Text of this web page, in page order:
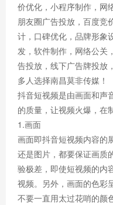
价优化，小程序制作，网
朋友圈广告投放，百度竞
计，口碑优化，品牌形象
发，软件制作，网络公关
告投放，线下广告牌投放
多人选择南昌莫非传媒！
抖音短视频是由画面和声
的质量，让视频火爆，在
1.画面
画面即抖音短视频内容的
还是图片，都要保证画质
验极差，即使短视频的内
视频。另外，画面的色彩
不要一直用太过花哨的颜